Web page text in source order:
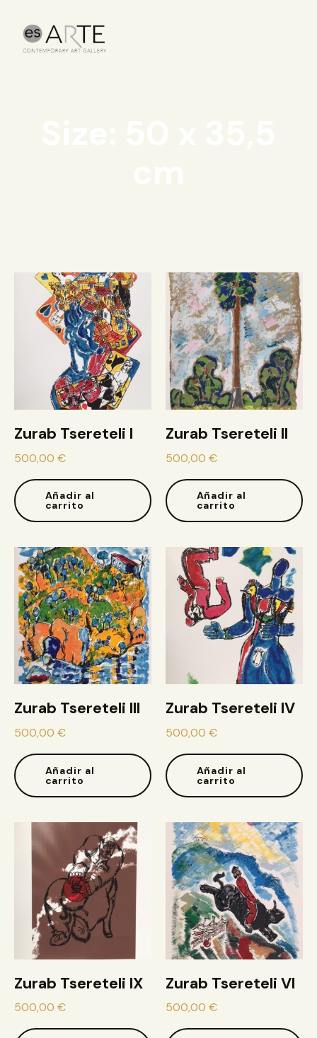
Zurab Tsereteli I
500,00 €
Añadir al
carrito
Zurab Tsereteli II
500,00 €
Añadir al
carrito
Zurab Tsereteli III
500,00 €
Añadir al
carrito
Zurab Tsereteli IV
500,00 €
Añadir al
carrito
Zurab Tsereteli IX
500,00 €
Zurab Tsereteli VI
500,00 €